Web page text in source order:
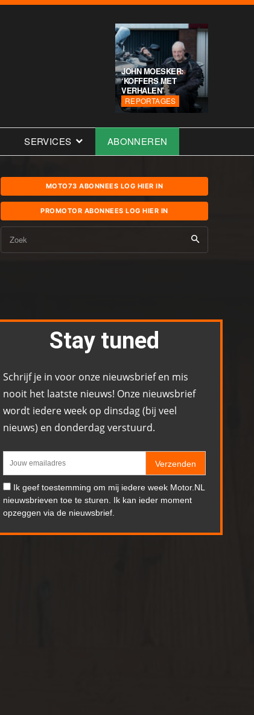
JOHN MOESKER:
‘KOFFERS MET
VERHALEN’
REPORTAGES
SERVICES ABONNEREN
MOTO73 ABONNEES LOG HIER IN
PROMOTOR ABONNEES LOG HIER IN
Zoek
Stay tuned
Schrijf je in voor onze nieuwsbrief en mis
nooit het laatste nieuws! Onze nieuwsbrief
wordt iedere week op dinsdag (bij veel
nieuws) en donderdag verstuurd.
Verzenden
Ik geef toestemming om mij iedere week Motor.NL
nieuwsbrieven toe te sturen. Ik kan ieder moment
opzeggen via de nieuwsbrief.